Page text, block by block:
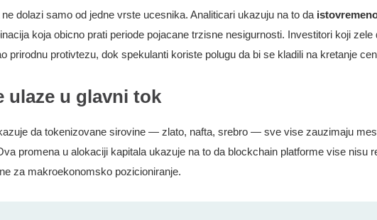
dolazi samo od jedne vrste ucesnika. Analiticari ukazuju na to da
koja obicno prati periode pojacane trzisne nesigurnosti. Investitori koji zele
prirodnu protivtezu, dok spekulanti koriste polugu da bi se kladili na kretanje
ulaze u glavni tok
da tokenizovane sirovine — zlato, nafta, srebro — sve vise zauzimaju
promena u alokaciji kapitala ukazuje na to da blockchain platforme vise nisu
za makroekonomsko pozicioniranje.